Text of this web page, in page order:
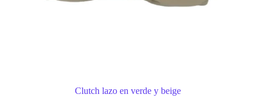
Clutch lazo en verde y beige